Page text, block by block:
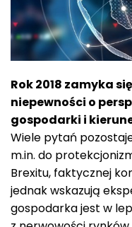
Rok 2018 zamyka
niepewności o
gospodarki i
Wiele pytań
m.in. do
Brexitu, faktycznej
jednak wskazują
gospodarka jest w